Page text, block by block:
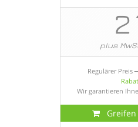
plus
Regulärer Preis
Wir garantieren
Greifen